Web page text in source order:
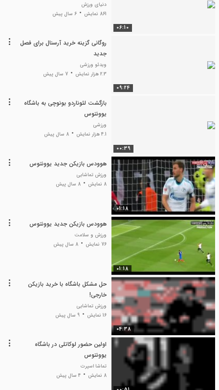
06:10
دنیای ورزش
861 نمایش
6 سال پیش
09:24
روگانی گزینه خرید آرسنال برای فصل
جدید
ویدئو ورزشی
2.3 هزار نمایش
7 سال پیش
00:39
بازگشت لئوناردو بونوچی به باشگاه
یوونتوس
ورزشی
4.1 هزار نمایش
8 سال پیش
01:18
هوودس بازیکن جدید یوونتوس
ورزش تماشایی
8 نمایش
8 سال پیش
01:18
هوودس بازیکن جدید یوونتوس
ورزش و سلامت
76 نمایش
8 سال پیش
04:38
حل مشکل باشگاه با خرید بازیکن
خارجی!
ورزش تماشایی
16 نمایش
9 سال پیش
اولین حضور لوکاتلی در باشگاه
یوونتوس
تماشا اسپرت
8 نمایش
4 سال پیش